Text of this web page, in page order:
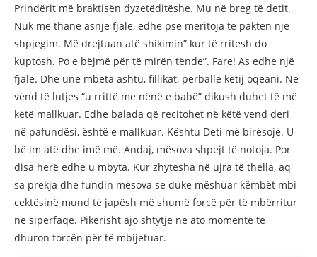
Prindërit më braktisën dyzetëditëshe. Mu në breg të detit.
Nuk më thanë asnjë fjalë, edhe pse meritoja të paktën një
shpjegim. Më drejtuan atë shikimin” kur të rritesh do
kuptosh. Po e bëjmë për të mirën tënde”. Fare! As edhe një
fjalë. Dhe unë mbeta ashtu, fillikat, përballë këtij oqeani. Në
vënd të lutjes “u rrittë me nënë e babë” dikush duhet të më
këtë mallkuar. Edhe balada që recitohet në këtë vend deri
në pafundësi, është e mallkuar. Kështu Deti më birësojë. U
bë im atë dhe imë më. Andaj, mësova shpejt të notoja. Por
disa herë edhe u mbyta. Kur zhytesha në ujra të thella, aq
sa prekja dhe fundin mësova se duke mëshuar këmbët mbi
cektësinë mund të japësh më shumë forcë për të mbërritur
në sipërfaqe. Pikërisht ajo shtytje në ato momente të
dhuron forcën për të mbijetuar.